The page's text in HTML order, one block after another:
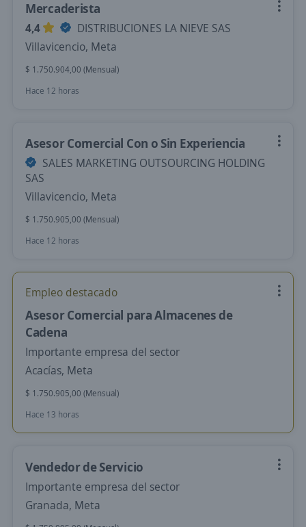
Mercaderista
4,4
DISTRIBUCIONES LA NIEVE SAS
Villavicencio, Meta
$ 1.750.904,00 (Mensual)
Hace 12 horas
Asesor Comercial Con o Sin Experiencia
SALES MARKETING OUTSOURCING HOLDING
SAS
Villavicencio, Meta
$ 1.750.905,00 (Mensual)
Hace 12 horas
Empleo destacado
Asesor Comercial para Almacenes de
Cadena
Importante empresa del sector
Acacías, Meta
$ 1.750.905,00 (Mensual)
Hace 13 horas
Vendedor de Servicio
Importante empresa del sector
Granada, Meta